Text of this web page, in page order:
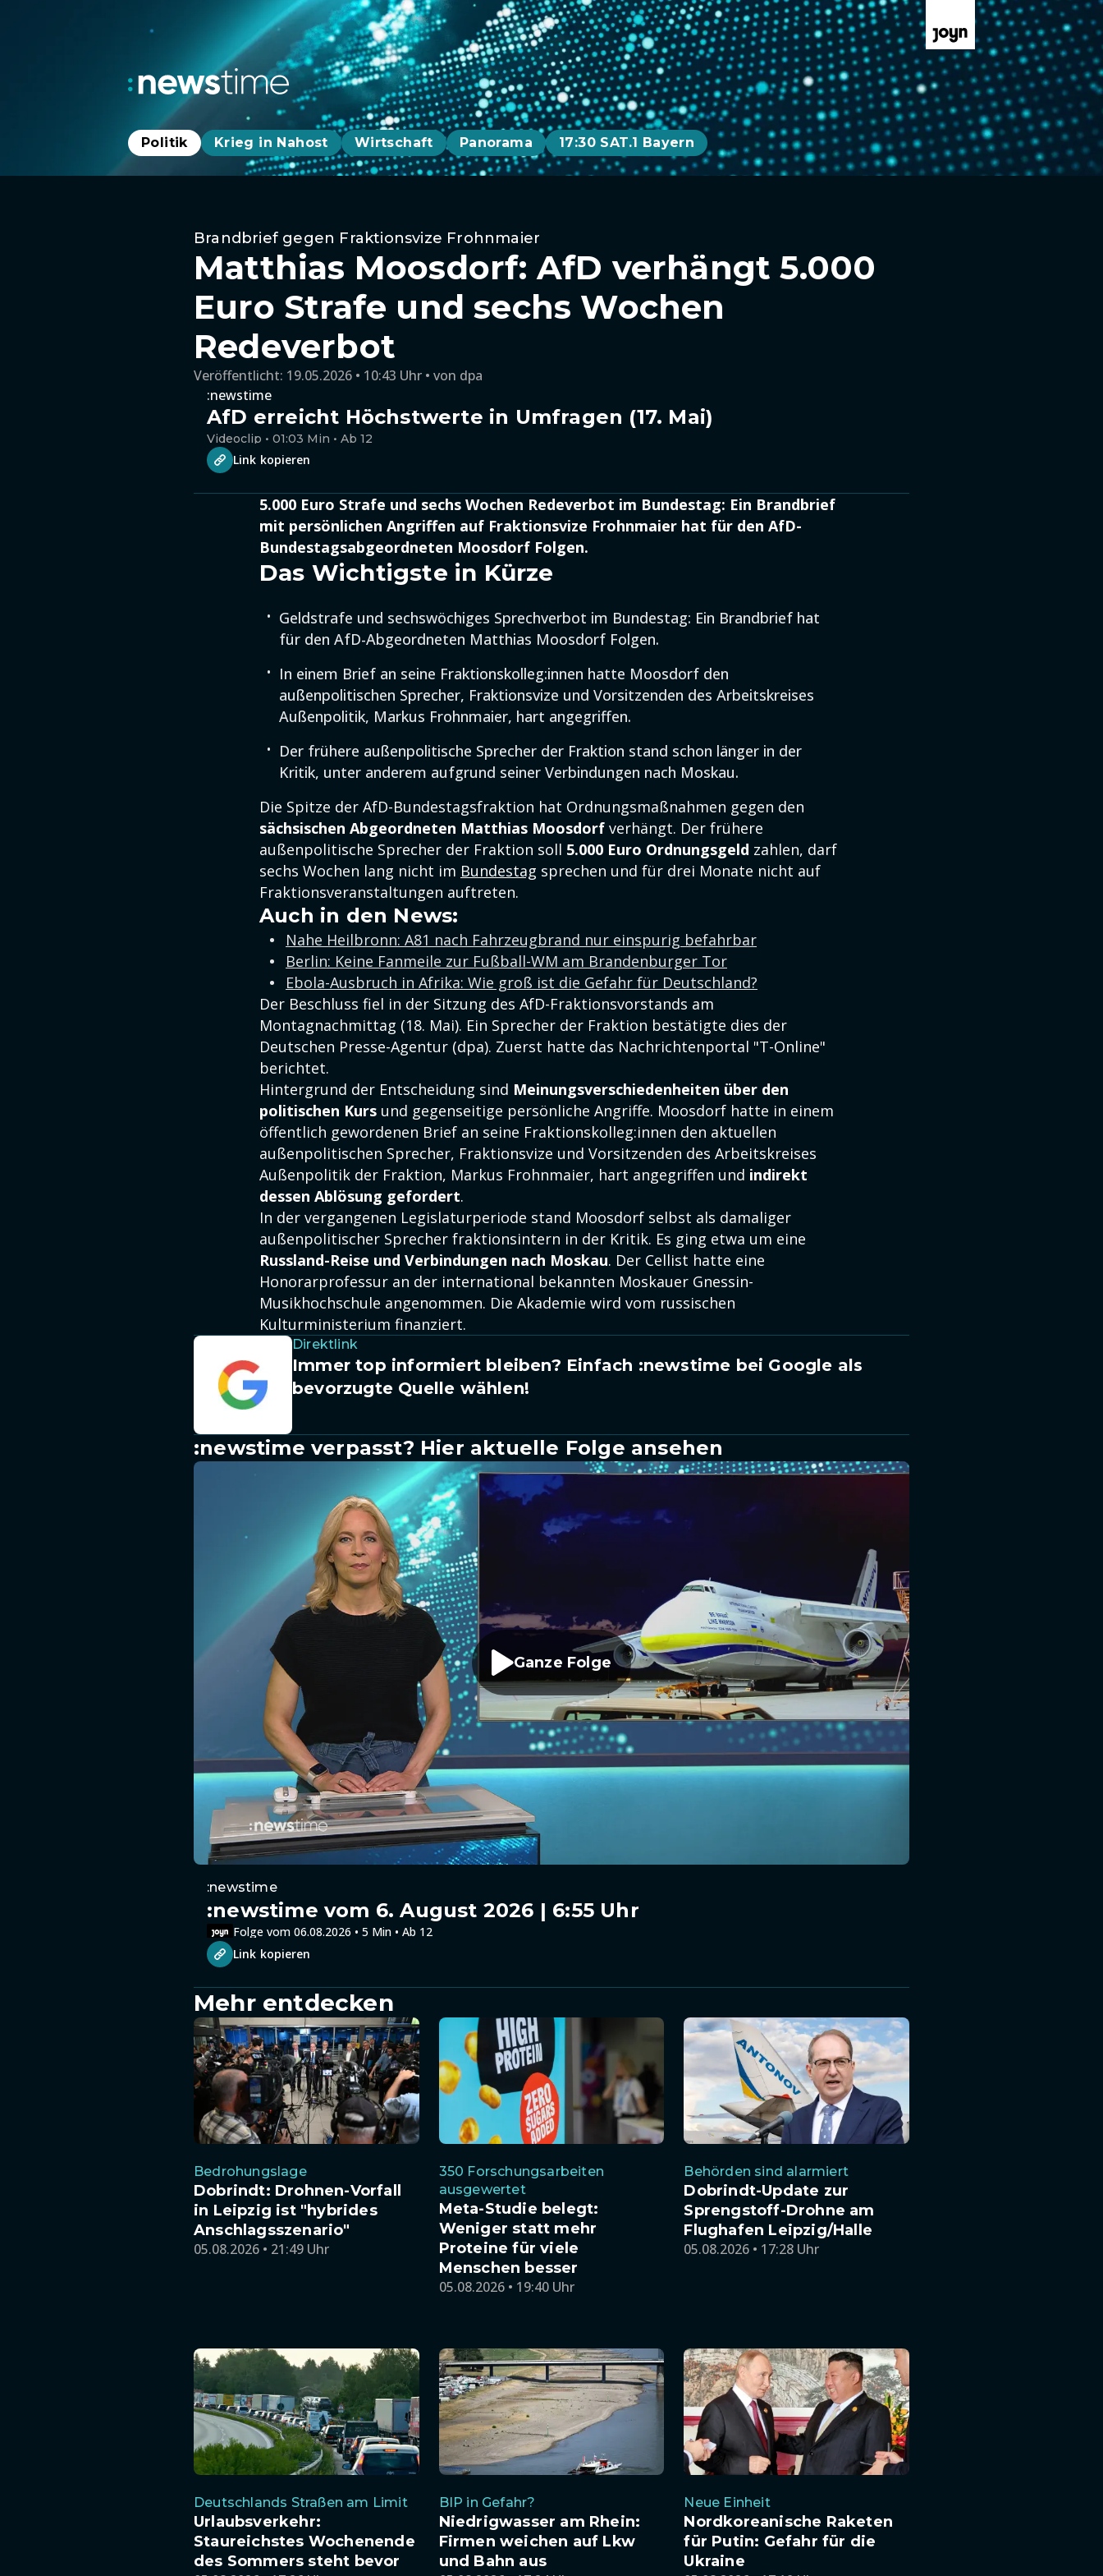
Politik Krieg in Nahost Wirtschaft Panorama 17:30 SAT.1 Bayern
Brandbrief gegen Fraktionsvize Frohnmaier
Matthias Moosdorf: AfD verhängt 5.000
Euro Strafe und sechs Wochen
Redeverbot
Veröffentlicht: 19.05.2026 • 10:43 Uhr von dpa
:newstime
AfD erreicht Höchstwerte in Umfragen (17. Mai)
Videoclip • 01:03 Min • Ab 12
Link kopieren
5.000 Euro Strafe und sechs Wochen Redeverbot im Bundestag: Ein Brandbrief
mit persönlichen Angriffen auf Fraktionsvize Frohnmaier hat für den AfD-
Bundestagsabgeordneten Moosdorf Folgen.
Das Wichtigste in Kürze
Geldstrafe und sechswöchiges Sprechverbot im Bundestag: Ein Brandbrief hat
für den AfD-Abgeordneten Matthias Moosdorf Folgen.
In einem Brief an seine Fraktionskolleg:innen hatte Moosdorf den
außenpolitischen Sprecher, Fraktionsvize und Vorsitzenden des Arbeitskreises
Außenpolitik, Markus Frohnmaier, hart angegriffen.
Der frühere außenpolitische Sprecher der Fraktion stand schon länger in der
Kritik, unter anderem aufgrund seiner Verbindungen nach Moskau.
Die Spitze der AfD-Bundestagsfraktion hat Ordnungsmaßnahmen gegen den
sächsischen Abgeordneten Matthias Moosdorf verhängt. Der frühere
außenpolitische Sprecher der Fraktion soll 5.000 Euro Ordnungsgeld zahlen, darf
sechs Wochen lang nicht im Bundestag sprechen und für drei Monate nicht auf
Fraktionsveranstaltungen auftreten.
Auch in den News:
Nahe Heilbronn: A81 nach Fahrzeugbrand nur einspurig befahrbar
Berlin: Keine Fanmeile zur Fußball-WM am Brandenburger Tor
Ebola-Ausbruch in Afrika: Wie groß ist die Gefahr für Deutschland?
Der Beschluss fiel in der Sitzung des AfD-Fraktionsvorstands am
Montagnachmittag (18. Mai). Ein Sprecher der Fraktion bestätigte dies der
Deutschen Presse-Agentur (dpa). Zuerst hatte das Nachrichtenportal "T-Online"
berichtet.
Hintergrund der Entscheidung sind Meinungsverschiedenheiten über den
politischen Kurs und gegenseitige persönliche Angriffe. Moosdorf hatte in einem
öffentlich gewordenen Brief an seine Fraktionskolleg:innen den aktuellen
außenpolitischen Sprecher, Fraktionsvize und Vorsitzenden des Arbeitskreises
Außenpolitik der Fraktion, Markus Frohnmaier, hart angegriffen und indirekt
dessen Ablösung gefordert.
In der vergangenen Legislaturperiode stand Moosdorf selbst als damaliger
außenpolitischer Sprecher fraktionsintern in der Kritik. Es ging etwa um eine
Russland-Reise und Verbindungen nach Moskau. Der Cellist hatte eine
Honorarprofessur an der international bekannten Moskauer Gnessin-
Musikhochschule angenommen. Die Akademie wird vom russischen
Kulturministerium finanziert.
Direktlink
Immer top informiert bleiben? Einfach :newstime bei Google als
bevorzugte Quelle wählen!
:newstime verpasst? Hier aktuelle Folge ansehen
Ganze Folge
:newstime
:newstime vom 6. August 2026 | 6:55 Uhr
Folge vom 06.08.2026 • 5 Min • Ab 12
Link kopieren
Mehr entdecken
Bedrohungslage
Dobrindt: Drohnen-Vorfall
in Leipzig ist "hybrides
Anschlagsszenario"
05.08.2026 • 21:49 Uhr
350 Forschungsarbeiten
ausgewertet
Meta-Studie belegt:
Weniger statt mehr
Proteine für viele
Menschen besser
05.08.2026 • 19:40 Uhr
Behörden sind alarmiert
Dobrindt-Update zur
Sprengstoff-Drohne am
Flughafen Leipzig/Halle
05.08.2026 • 17:28 Uhr
Deutschlands Straßen am Limit
Urlaubsverkehr:
Staureichstes Wochenende
des Sommers steht bevor
BIP in Gefahr?
Niedrigwasser am Rhein:
Firmen weichen auf Lkw
und Bahn aus
Neue Einheit
Nordkoreanische Raketen
für Putin: Gefahr für die
Ukraine